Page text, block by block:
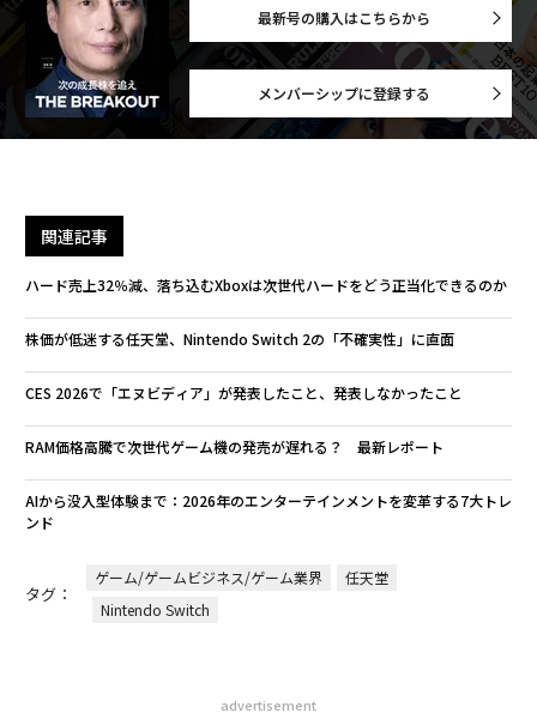
最新号の購入はこちらから
メンバーシップに登録する
関連記事
ハード売上32％減、落ち込むXboxは次世代ハードをどう正当化できるのか
株価が低迷する任天堂、Nintendo Switch 2の「不確実性」に直面
CES 2026で「エヌビディア」が発表したこと、発表しなかったこと
RAM価格高騰で次世代ゲーム機の発売が遅れる？ 最新レポート
AIから没入型体験まで：2026年のエンターテインメントを変革する7大トレ
ンド
タグ：
ゲーム/ゲームビジネス/ゲーム業界
任天堂
Nintendo Switch
advertisement